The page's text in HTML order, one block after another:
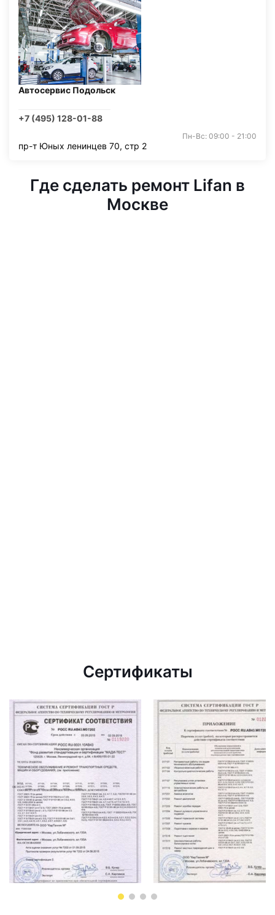
Автосервис Подольск
+7 (495) 128-01-88
Пн-Вс: 09:00 - 21:00
пр-т Юных ленинцев 70, стр 2
Где сделать ремонт Lifan в
Москве
Сертификаты